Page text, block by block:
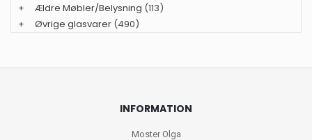
+
Ældre Møbler/Belysning (113)
+
Øvrige glasvarer (490)
INFORMATION
Moster Olga